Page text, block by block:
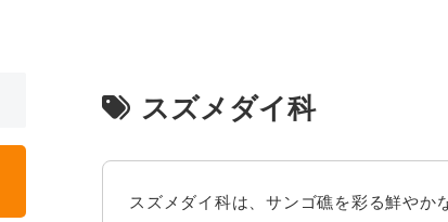
スズメダイ科
スズメダイ科は、サンゴ礁を彩る鮮やか